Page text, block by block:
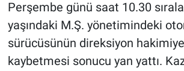
Perşembe günü saat 10.30
yaşındaki M.Ş. yönetimindeki
sürücüsünün direksiyon
kaybetmesi sonucu yan yattı.